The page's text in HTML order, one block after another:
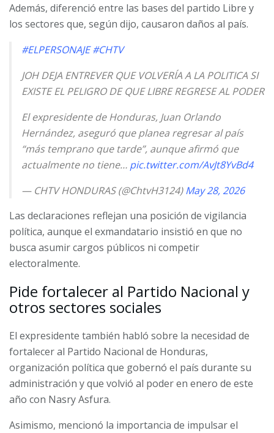
Además, diferenció entre las bases del partido Libre y
los sectores que, según dijo, causaron daños al país.
#ELPERSONAJE #CHTV
JOH DEJA ENTREVER QUE VOLVERÍA A LA POLITICA SI
EXISTE EL PELIGRO DE QUE LIBRE REGRESE AL PODER
El expresidente de Honduras, Juan Orlando
Hernández, aseguró que planea regresar al país
“más temprano que tarde”, aunque afirmó que
actualmente no tiene… pic.twitter.com/AvJt8YvBd4
— CHTV HONDURAS (@ChtvH3124)May 28, 2026
Las declaraciones reflejan una posición de vigilancia
política, aunque el exmandatario insistió en que no
busca asumir cargos públicos ni competir
electoralmente.
Pide fortalecer al Partido Nacional y
otros sectores sociales
El expresidente también habló sobre la necesidad de
fortalecer al Partido Nacional de Honduras,
organización política que gobernó el país durante su
administración y que volvió al poder en enero de este
año con Nasry Asfura.
Asimismo, mencionó la importancia de impulsar el